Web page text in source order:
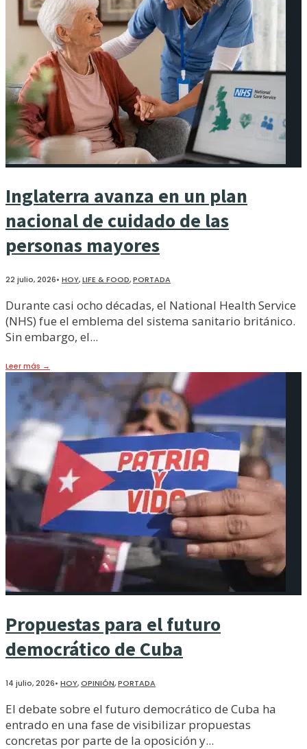
Inglaterra avanza en un plan
nacional de cuidado de las
personas mayores
22 julio, 2026• HOY,LIFE & FOOD,PORTADA
Durante casi ocho décadas, el National Health Service
(NHS) fue el emblema del sistema sanitario británico.
Sin embargo, el...
Leer más →
Propuestas para el futuro
democrático de Cuba
14 julio, 2026• HOY,OPINIÓN,PORTADA
El debate sobre el futuro democrático de Cuba ha
entrado en una fase de visibilizar propuestas
concretas por parte de la oposición y...